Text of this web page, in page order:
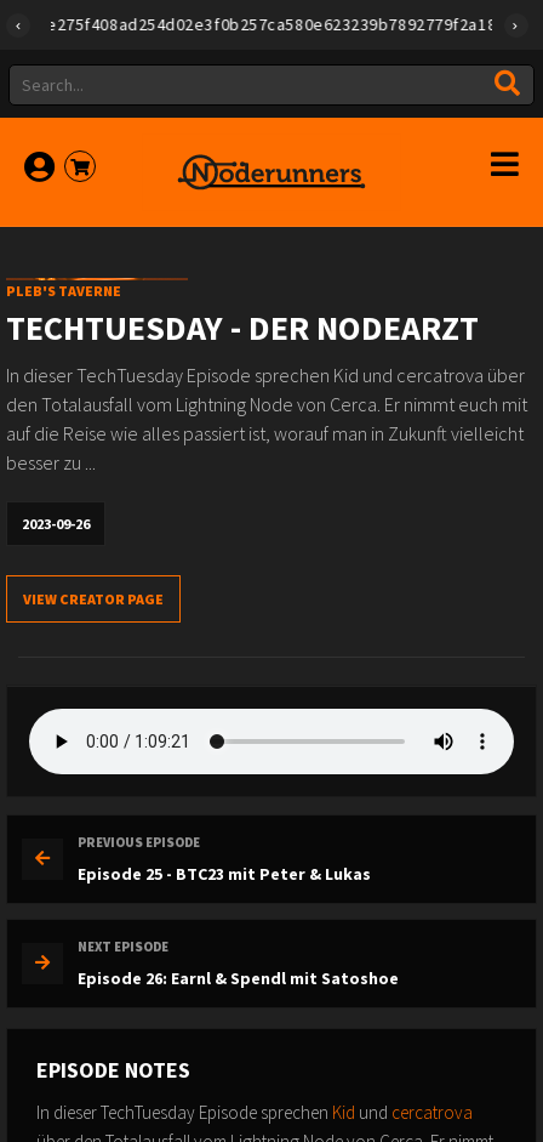
PLEB'S TAVERNE
TECHTUESDAY - DER NODEARZT
In dieser TechTuesday Episode sprechen⁠⁠ Kid⁠⁠ und⁠⁠ cercatrova⁠⁠⁠⁠⁠ über
den Totalausfall vom Lightning Node von Cerca. Er nimmt euch mit
auf die Reise wie alles passiert ist, worauf man in Zukunft vielleicht
besser zu ...
2023-09-26
VIEW CREATOR PAGE
PREVIOUS EPISODE
Episode 25 - BTC23 mit Peter & Lukas
NEXT EPISODE
Episode 26: Earnl & Spendl mit Satoshoe
EPISODE NOTES
In dieser TechTuesday Episode sprechen ⁠⁠ Kid⁠⁠ und ⁠⁠ cercatrova⁠⁠